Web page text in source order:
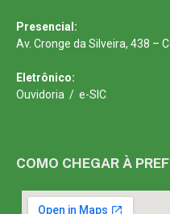
Presencial:
Av. Cronge da Silveira, 438 –
Eletrônico:
Ouvidoria / e-SIC
COMO CHEGAR À